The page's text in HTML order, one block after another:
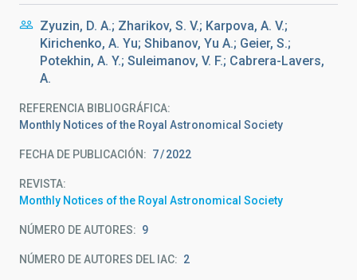
Zyuzin, D. A.; Zharikov, S. V.; Karpova, A. V.;
Kirichenko, A. Yu; Shibanov, Yu A.; Geier, S.;
Potekhin, A. Y.; Suleimanov, V. F.; Cabrera-Lavers,
A.
REFERENCIA BIBLIOGRÁFICA
Monthly Notices of the Royal Astronomical Society
FECHA DE PUBLICACIÓN: 7 2022
REVISTA
Monthly Notices of the Royal Astronomical Society
NÚMERO DE AUTORES 9
NÚMERO DE AUTORES DEL IAC 2